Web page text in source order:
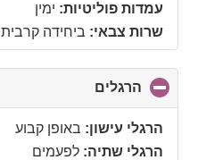
עמדות פוליטיות: ימין
שרות צבאי: ביחידה קרבית
הרגלים
to
collapse
contents
הרגלי עישון: באופן קבוע
הרגלי שתיה: לפעמים